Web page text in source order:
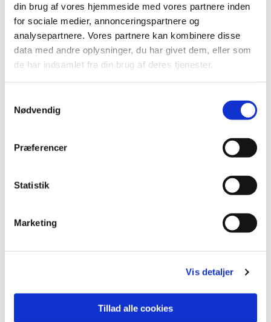
din brug af vores hjemmeside med vores partnere inden
for sociale medier, annonceringspartnere og
analysepartnere. Vores partnere kan kombinere disse
data med andre oplysninger, du har givet dem, eller som
de har indsamlet fra din brug af deres tjenester.
Nødvendig
Præferencer
Statistik
Marketing
Vis detaljer
Tillad alle cookies
Vi synger både salmer og børnesange, laver små
bevægelser og bruger enkle instrumenter, tørklæder
og andre sanseindtryk. Alt sammen styrker det båndet
mellem barn og voksen og giver en tryg og
meningsfuld stund sammen.
smukt – alle kan være med.